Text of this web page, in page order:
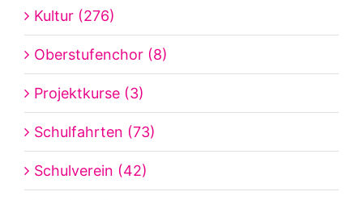
Kultur (276)
Oberstufenchor (8)
Projektkurse (3)
Schulfahrten (73)
Schulverein (42)